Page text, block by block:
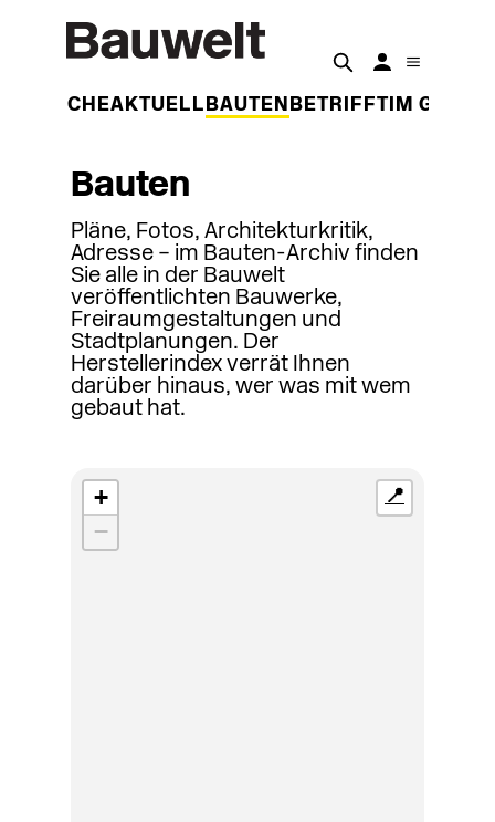
WOCHEAKTUELL BAUTEN BETRIFFT IM
Bauten
Pläne, Fotos, Architekturkritik,
Adresse – im Bauten-Archiv finden
Sie alle in der Bauwelt
veröffentlichten Bauwerke,
Freiraumgestaltungen und
Stadtplanungen. Der
Herstellerindex verrät Ihnen
darüber hinaus, wer was mit wem
gebaut hat.
+
−
📍